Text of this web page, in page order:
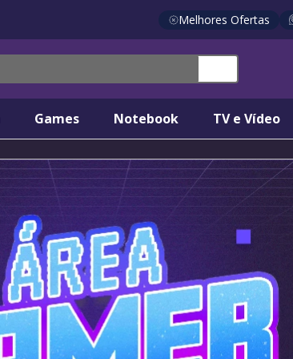
Melhores Ofertas
Games Notebook TV e Vídeo